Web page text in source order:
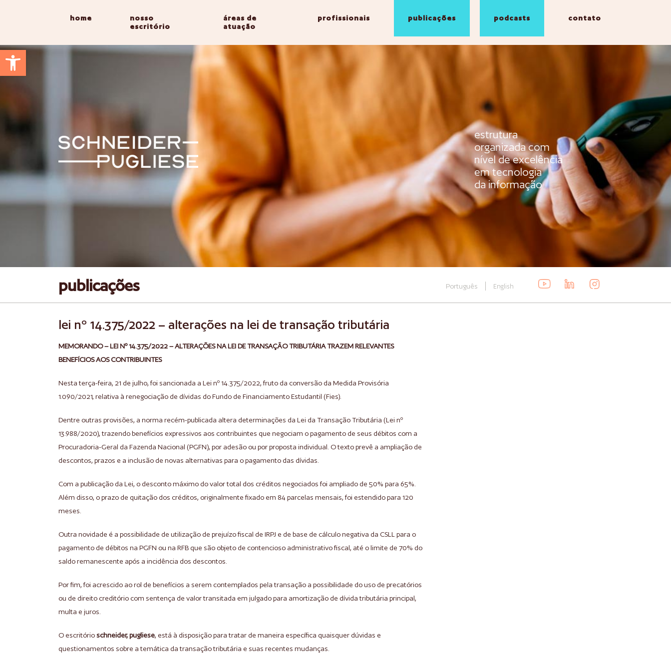
Abrir a barra de ferramentas
home
nosso
escritório
áreas de
atuação
profissionais publicações podcasts contato
estrutura
organizada com
nível de excelência
em tecnologia
da informação
publicações Português English
lei nº 14.375/2022 – alterações na lei de transação tributária
MEMORANDO – LEI Nº 14.375/2022 – ALTERAÇÕES NA LEI DE TRANSAÇÃO TRIBUTÁRIA TRAZEM RELEVANTES
BENEFÍCIOS AOS CONTRIBUINTES
Nesta terça-feira, 21 de julho, foi sancionada a Lei nº 14.375/2022, fruto da conversão da Medida Provisória
1.090/2021, relativa à renegociação de dívidas do Fundo de Financiamento Estudantil (Fies).
Dentre outras provisões, a norma recém-publicada altera determinações da Lei da Transação Tributária (Lei nº
13.988/2020), trazendo benefícios expressivos aos contribuintes que negociam o pagamento de seus débitos com a
Procuradoria-Geral da Fazenda Nacional (PGFN), por adesão ou por proposta individual. O texto prevê a ampliação de
descontos, prazos e a inclusão de novas alternativas para o pagamento das dívidas.
Com a publicação da Lei, o desconto máximo do valor total dos créditos negociados foi ampliado de 50% para 65%.
Além disso, o prazo de quitação dos créditos, originalmente fixado em 84 parcelas mensais, foi estendido para 120
meses.
Outra novidade é a possibilidade de utilização de prejuízo fiscal de IRPJ e de base de cálculo negativa da CSLL para o
pagamento de débitos na PGFN ou na RFB que são objeto de contencioso administrativo fiscal, até o limite de 70% do
saldo remanescente após a incidência dos descontos.
Por fim, foi acrescido ao rol de benefícios a serem contemplados pela transação a possibilidade do uso de precatórios
ou de direito creditório com sentença de valor transitada em julgado para amortização de dívida tributária principal,
multa e juros.
O escritórioschneider, pugliese, está à disposição para tratar de maneira específica quaisquer dúvidas e
questionamentos sobre a temática da transação tributária e suas recentes mudanças.